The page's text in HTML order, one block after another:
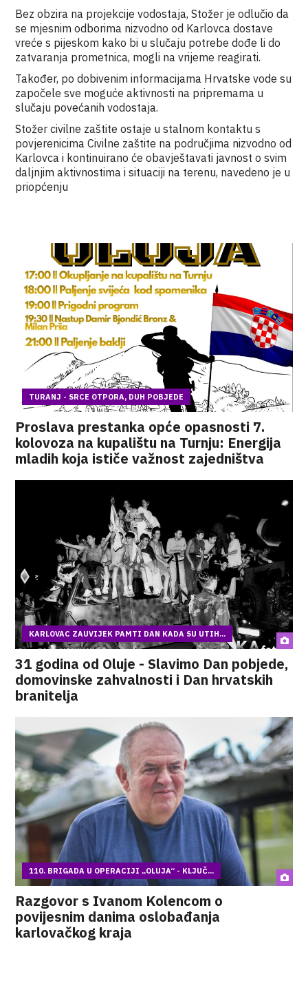
Bez obzira na projekcije vodostaja, Stožer je odlučio da
se mjesnim odborima nizvodno od Karlovca dostave
vreće s pijeskom kako bi u slučaju potrebe dođe li do
zatvaranja prometnica, mogli na vrijeme reagirati.
Također, po dobivenim informacijama Hrvatske vode su
započele sve moguće aktivnosti na pripremama u
slučaju povećanih vodostaja.
Stožer civilne zaštite ostaje u stalnom kontaktu s
povjerenicima Civilne zaštite na područjima nizvodno od
Karlovca i kontinuirano će obavještavati javnost o svim
daljnjim aktivnostima i situaciji na terenu, navedeno je u
priopćenju
TURANJ - SRCE OTPORA, DUH POBJEDE
Proslava prestanka opće opasnosti 7.
kolovoza na kupalištu na Turnju: Energija
mladih koja ističe važnost zajedništva
KARLOVAC ZAUVIJEK PAMTI DAN KADA SU UTIH...
31 godina od Oluje - Slavimo Dan pobjede,
domovinske zahvalnosti i Dan hrvatskih
branitelja
110. BRIGADA U OPERACIJI „OLUJA“ - KLJUČ...
Razgovor s Ivanom Kolencom o
povijesnim danima oslobađanja
karlovačkog kraja